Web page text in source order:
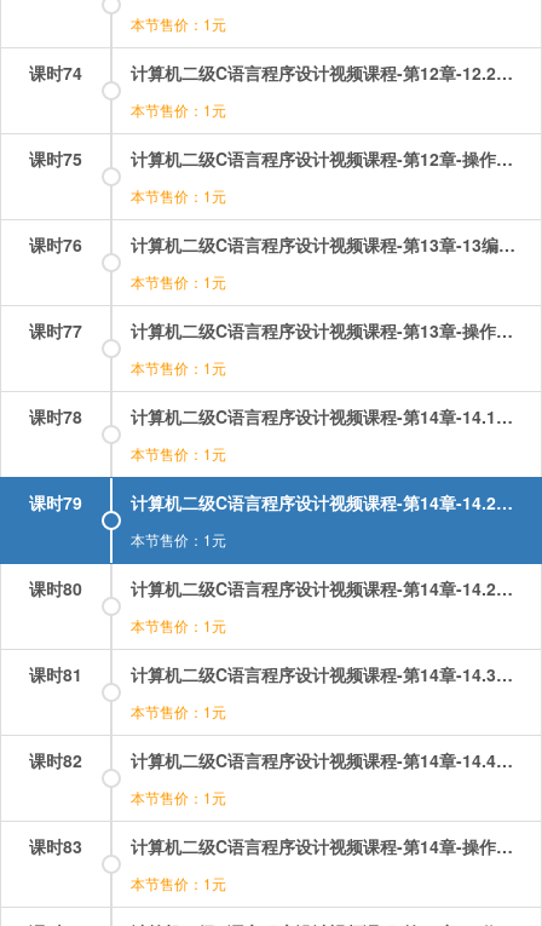
本节售价：1元
课时74 计算机二级C语言程序设计视频课程-第12章-12.2例题讲解.mp4
本节售价：1元
课时75 计算机二级C语言程序设计视频课程-第12章-操作：作用域和生存期选择题.mp4
本节售价：1元
课时76 计算机二级C语言程序设计视频课程-第13章-13编译预处理和动态存储分配.mp4
本节售价：1元
课时77 计算机二级C语言程序设计视频课程-第13章-操作：编译预处理选择题讲解.mp4
本节售价：1元
课时78 计算机二级C语言程序设计视频课程-第14章-14.1用typedef说明一种新的类型名.mp4
本节售价：1元
课时79 计算机二级C语言程序设计视频课程-第14章-14.2结构体类型（1）.mp4
本节售价：1元
课时80 计算机二级C语言程序设计视频课程-第14章-14.2结构体类型（2）.mp4
本节售价：1元
课时81 计算机二级C语言程序设计视频课程-第14章-14.3共用体.mp4
本节售价：1元
课时82 计算机二级C语言程序设计视频课程-第14章-14.4例题讲解.mp4
本节售价：1元
课时83 计算机二级C语言程序设计视频课程-第14章-操作：结构体选择题讲解.mp4
本节售价：1元